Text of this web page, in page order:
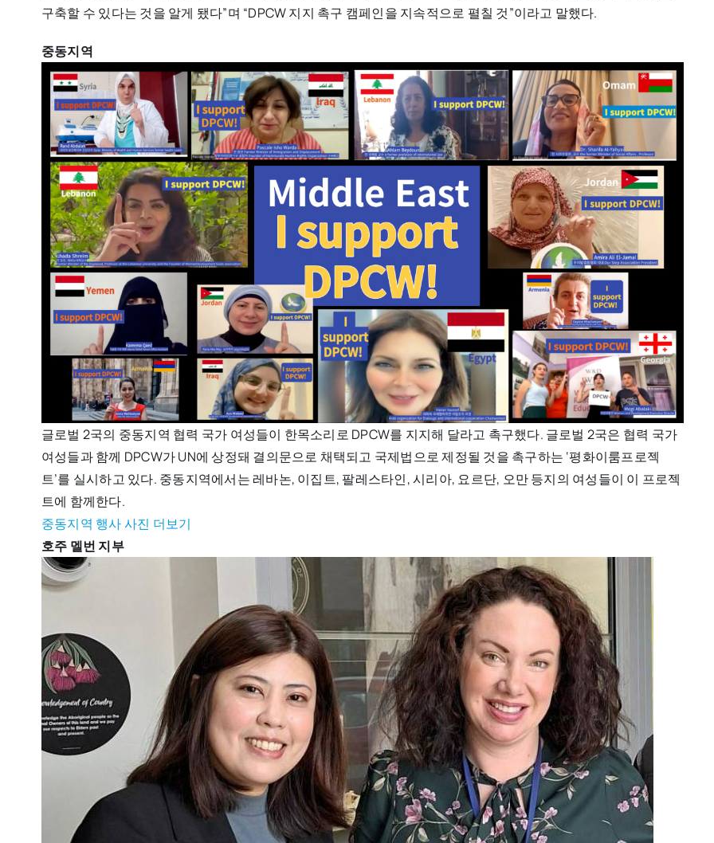
구축할 수 있다는 것을 알게 됐다”며 “DPCW 지지 촉구 캠페인을 지속적으로 펼칠 것”이라고 말했다.
중동지역
글로벌 2국의 중동지역 협력 국가 여성들이 한목소리로 DPCW를 지지해 달라고 촉구했다. 글로벌 2국은 협력 국가
여성들과 함께 DPCW가 UN에 상정돼 결의문으로 채택되고 국제법으로 제정될 것을 촉구하는 ‘평화이룸프로젝
트’를 실시하고 있다. 중동지역에서는 레바논, 이집트, 팔레스타인, 시리아, 요르단, 오만 등지의 여성들이 이 프로젝
트에 함께한다.
중동지역 행사 사진 더보기
호주 멜번 지부